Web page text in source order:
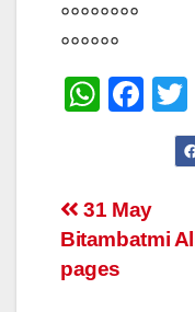
००००००००
००००००
W
s
A
p
F
e
b
Post
31 May
Bitambatmi All
pages